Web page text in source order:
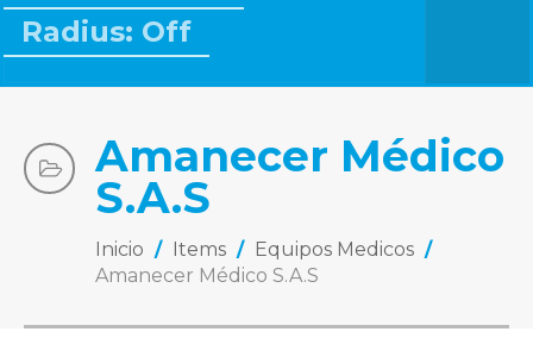
Radius: Off
Amanecer Médico
S.A.S
Inicio / Items / Equipos Medicos /
Amanecer Médico S.A.S